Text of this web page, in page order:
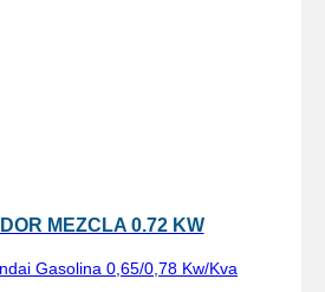
MEZCLA 0.72 KW
Gasolina 0,65/0,78 Kw/Kva